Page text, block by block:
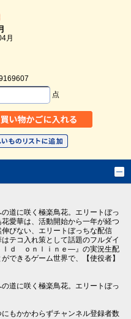
月
点
道に咲く極楽鳥花。エリートぼっ
愛華は、活動開始から一年が経つ
びない、エリートぼっちな配信
テコ入れ策として話題のフルダイ
ｌｄ ｏｎｌｉｎｅ―』の実況生配
できるゲーム世界で、【使役者】
道に咲く極楽鳥花。エリートぼっ
もかかわらずチャンネル登録者数